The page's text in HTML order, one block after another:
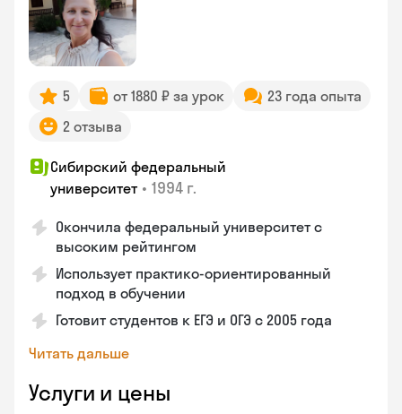
5 от 1880 ₽ за урок
23 года опыта
2 отзыва
Сибирский федеральный
университет • 1994 г.
Окончила федеральный университет с
высоким рейтингом
Использует практико-ориентированный
подход в обучении
Готовит студентов к ЕГЭ и ОГЭ с 2005 года
Читать дальше
Услуги и цены